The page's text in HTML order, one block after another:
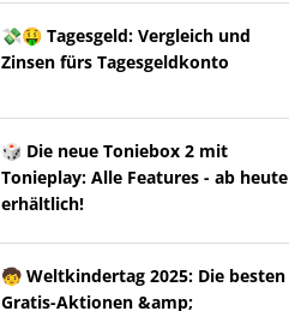
💸🤑 Tagesgeld: Vergleich und
Zinsen fürs Tagesgeldkonto
🎲 Die neue Toniebox 2 mit
Tonieplay: Alle Features - ab heute
erhältlich!
🧒 Weltkindertag 2025: Die besten
Gratis-Aktionen &amp;